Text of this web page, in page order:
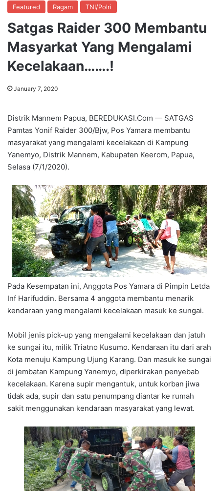
Featured Ragam TNI/Polri
Satgas Raider 300 Membantu
Masyarkat Yang Mengalami
Kecelakaan…….!
January 7, 2020
Distrik Mannem Papua, BEREDUKASI.Com — SATGAS
Pamtas Yonif Raider 300/Bjw, Pos Yamara membantu
masyarakat yang mengalami kecelakaan di Kampung
Yanemyo, Distrik Mannem, Kabupaten Keerom, Papua,
Selasa (7/1/2020).
Pada Kesempatan ini, Anggota Pos Yamara di Pimpin Letda
Inf Harifuddin. Bersama 4 anggota membantu menarik
kendaraan yang mengalami kecelakaan masuk ke sungai.
Mobil jenis pick-up yang mengalami kecelakaan dan jatuh
ke sungai itu, milik Triatno Kusumo. Kendaraan itu dari arah
Kota menuju Kampung Ujung Karang. Dan masuk ke sungai
di jembatan Kampung Yanemyo, diperkirakan penyebab
kecelakaan. Karena supir mengantuk, untuk korban jiwa
tidak ada, supir dan satu penumpang diantar ke rumah
sakit menggunakan kendaraan masyarakat yang lewat.